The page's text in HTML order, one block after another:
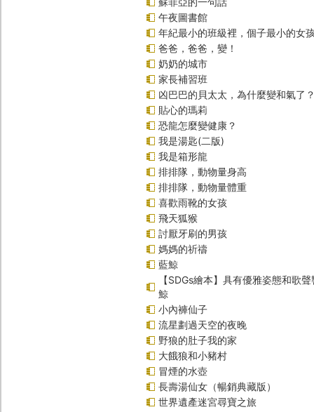
午夜圖書館
年紀最小的班級裡，個子最小的女
爸爸，爸爸，變！
奶奶的城市
家長補習班
凶巴巴的貝太太，為什麼變和氣了
貼心的瑪莉
恐龍怎麼變健康？
我是湯匙(二版)
我是箱形龍
排排隊，動物量身高
排排隊，動物量體重
喜歡雨靴的女孩
飛天狐猴
討厭牙刷的男孩
媽媽的祈禱
藍鯨
【SDGs繪本】具有優雅姿態和歌
鯨
小內褲仙子
流星劃過天空的夜晚
野狼的肚子我的家
大餓狼和小豬村
冒煙的水壺
長壽湯仙女（暢銷典藏版）
世界遺產迷宮尋寶之旅